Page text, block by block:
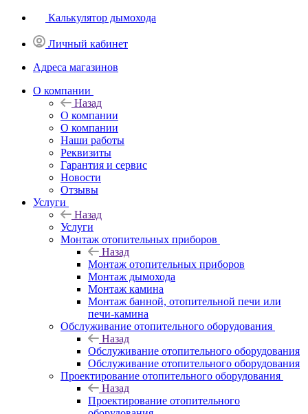
Калькулятор дымохода
Личный кабинет
Адреса магазинов
O компании
Назад
O компании
О компании
Наши работы
Реквизиты
Гарантия и сервис
Новости
Отзывы
Услуги
Назад
Услуги
Монтаж отопительных приборов
Назад
Монтаж отопительных приборов
Монтаж дымохода
Монтаж камина
Монтаж банной, отопительной печи или
печи-камина
Обслуживание отопительного оборудования
Назад
Обслуживание отопительного оборудования
Обслуживание отопительного оборудования
Проектирование отопительного оборудования
Назад
Проектирование отопительного